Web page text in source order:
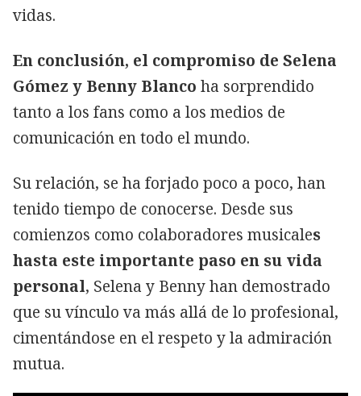
vidas.
En conclusión, el compromiso de Selena
Gómez y Benny Blanco ha sorprendido
tanto a los fans como a los medios de
comunicación en todo el mundo.
Su relación, se ha forjado poco a poco, han
tenido tiempo de conocerse. Desde sus
comienzos como colaboradores musicales
hasta este importante paso en su vida
personal, Selena y Benny han demostrado
que su vínculo va más allá de lo profesional,
cimentándose en el respeto y la admiración
mutua.